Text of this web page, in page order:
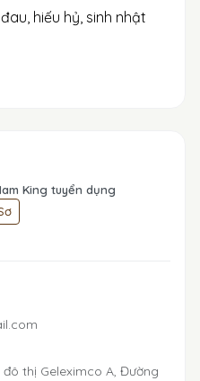
hiếu hỷ, sinh nhật
King tuyển dụng
đô thị Geleximco A, Đường